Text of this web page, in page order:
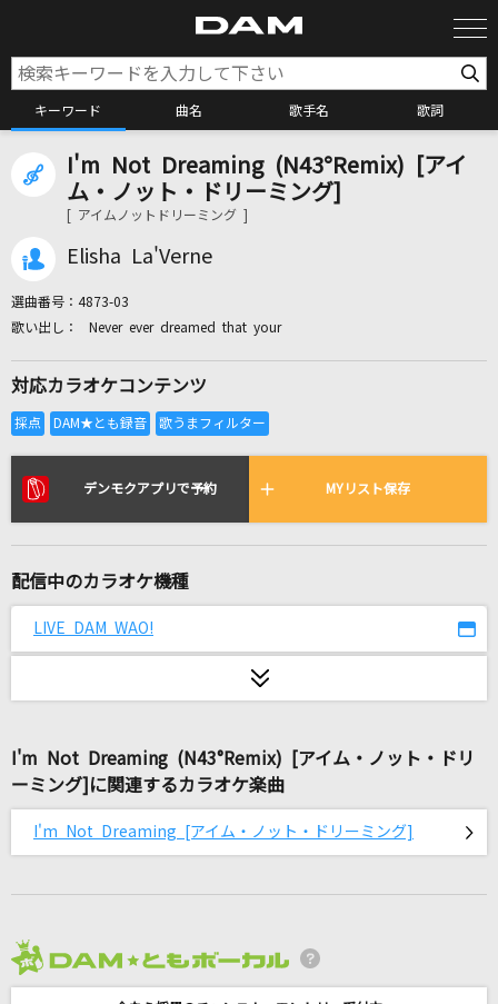
キーワード 曲名 歌手名 歌詞
カラオケ検索
カラオケリクエスト
リアルタイムで歌われている曲の一覧
[生音]Make-up Shadow
P0WER-悪霊退散-
-真天地開闢集団-ジグザグ
RADWIMPS
ひゅるりらぱっぱ
tuki.
わたがし
里見浩太朗・横内正
I'm Not Dreaming (N43°Remix) [アイ
ム・ノット・ドリーミング]
[ アイムノットドリーミング ]
Elisha La'Verne
選曲番号： 4873-03
Never ever dreamed that your
対応カラオケコンテンツ
デンモクアプリで予約 MYリスト保存
配信中のカラオケ機種
LIVE DAM WAO!
I'm Not Dreaming (N43°Remix) [アイム・ノット・ドリ
ーミング]に関連するカラオケ楽曲
I'm Not Dreaming [アイム・ノット・ドリーミング]